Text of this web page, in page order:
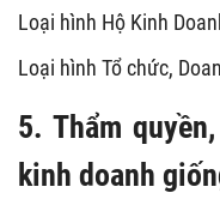
Loại hình Hộ Kinh
Loại hình Tổ chức,
5. Thẩm
kinh doanh